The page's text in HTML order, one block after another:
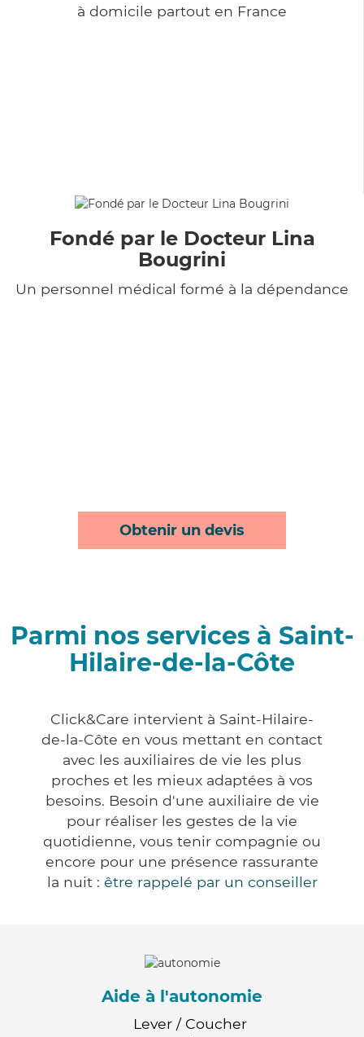
à domicile partout en France
Fondé par le Docteur Lina
Bougrini
Un personnel médical formé à la dépendance
Obtenir un devis
Parmi nos services à Saint-
Hilaire-de-la-Côte
Click&Care intervient à Saint-Hilaire-
de-la-Côte en vous mettant en contact
avec les auxiliaires de vie les plus
proches et les mieux adaptées à vos
besoins. Besoin d'une auxiliaire de vie
pour réaliser les gestes de la vie
quotidienne, vous tenir compagnie ou
encore pour une présence rassurante
la nuit : être rappelé par un conseiller
Aide à l'autonomie
Lever / Coucher